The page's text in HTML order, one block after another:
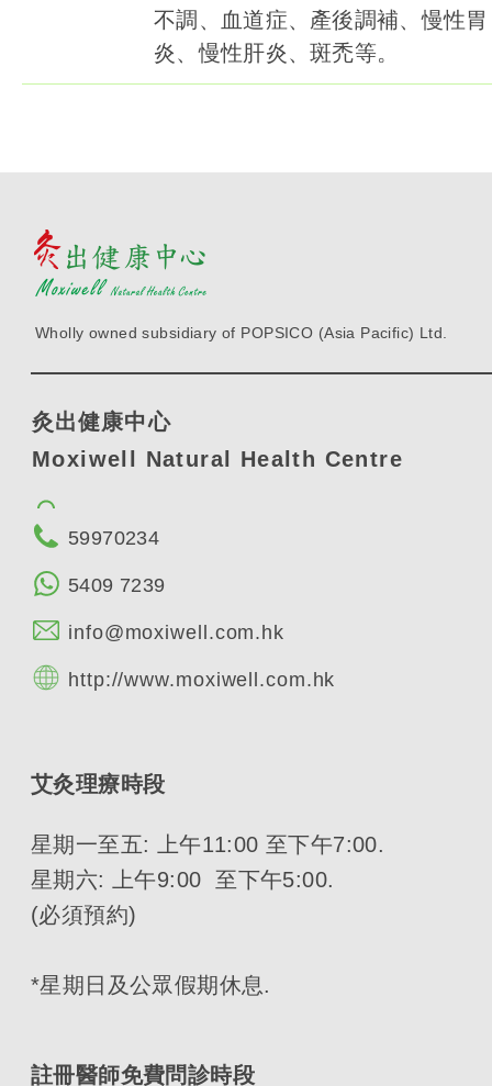
不調、血道症、產後調補、慢性胃
炎、慢性肝炎、斑禿等。
Wholly owned subsidiary of POPSICO (Asia Pacific) Ltd.
灸出健康中心
Moxiwell Natural Health Centre
59970234
5409 7239
info@moxiwell.com.hk
http://www.moxiwell.com.hk
艾灸理療時段
星期一至五: 上午11:00 至下午7:00.
星期六: 上午9:00 至下午5:00.
(必須預約)
*星期日及公眾假期休息.
註冊醫師免費問診時段